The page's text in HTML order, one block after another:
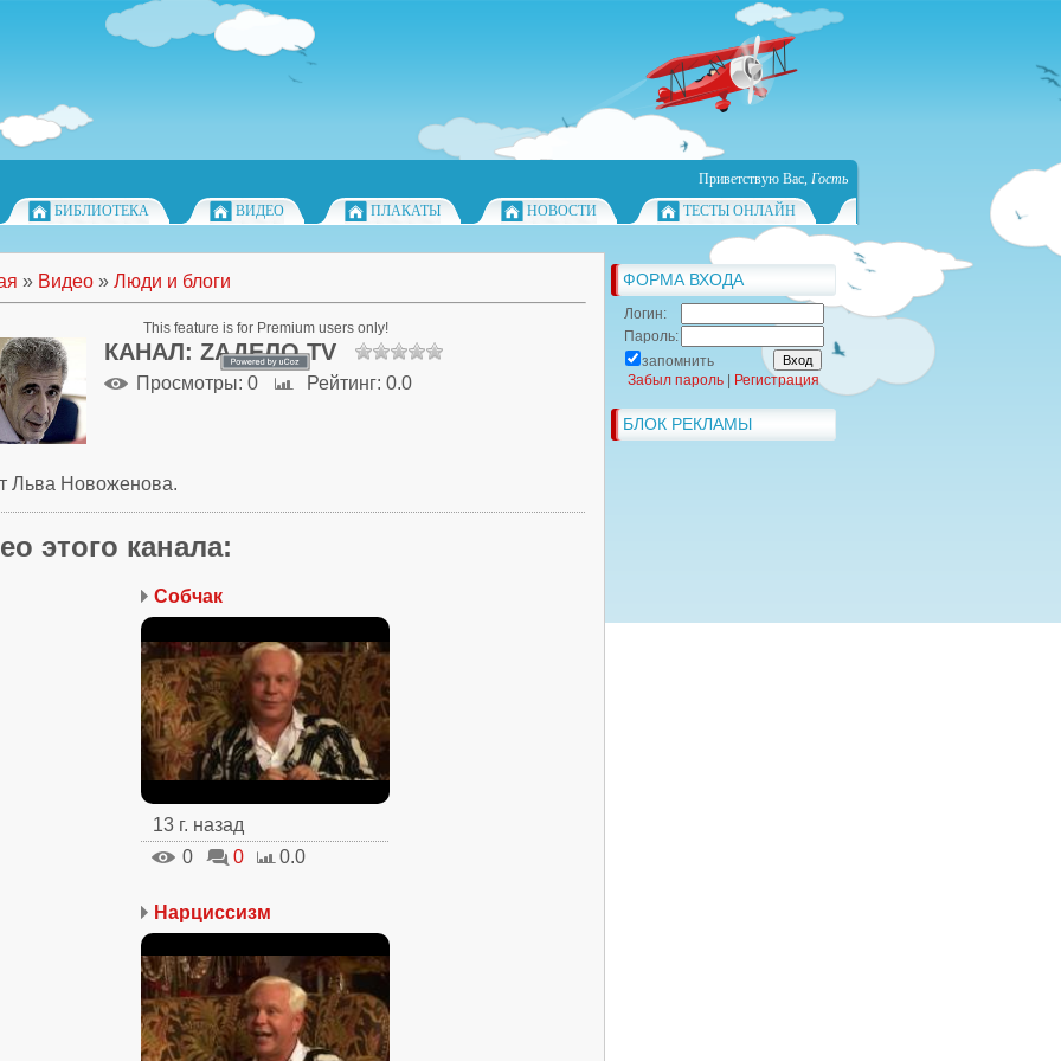
Приветствую Вас, Гость
БИБЛИОТЕКА
ВИДЕО ПЛАКАТЫ НОВОСТИ ТЕСТЫ ОНЛАЙН
» Видео » Люди и блоги
КАНАЛ: ZАДЕЛО TV
Просмотры: 0 Рейтинг: 0.0
Льва Новоженова.
этого канала:
Собчак
13 г. назад
0
0 0.0
Нарциссизм
ФОРМА ВХОДА
Логин:
Пароль:
запомнить
Забыл пароль
Регистрация
БЛОК РЕКЛАМЫ
This feature is for Premium users only!